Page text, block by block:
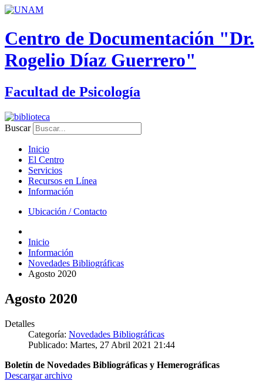
Centro de Documentación "Dr.
Rogelio Díaz Guerrero"
Facultad de Psicología
Buscar
Inicio
El Centro
Servicios
Recursos en Línea
Información
Ubicación / Contacto
Inicio
Información
Novedades Bibliográficas
Agosto 2020
Agosto 2020
Detalles
Categoría: Novedades Bibliográficas
Publicado: Martes, 27 Abril 2021 21:44
Boletín de Novedades Bibliográficas y Hemerográficas
Descargar archivo